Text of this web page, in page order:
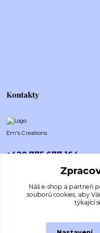
Kontakty
Em's Creations
+420 775 677 164
Náš e-shop a partneři
souborů cookies, aby
týkající